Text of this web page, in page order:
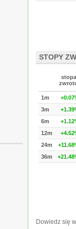
STOPY
stopa
1m
3m
6m
12m
24m
36m
Dowiedz się